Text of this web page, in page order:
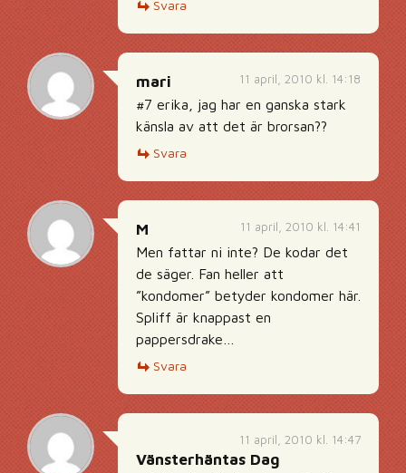
Svara
11 april, 2010 kl. 14:18
mari
#7 erika, jag har en ganska stark
känsla av att det är brorsan??
Svara
11 april, 2010 kl. 14:41
M
Men fattar ni inte? De kodar det
de säger. Fan heller att
”kondomer” betyder kondomer här.
Spliff är knappast en
pappersdrake…
Svara
11 april, 2010 kl. 14:47
Vänsterhäntas Dag